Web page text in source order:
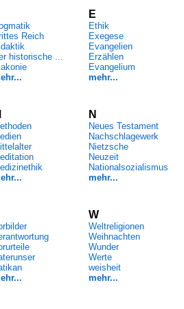
Reich
historische ...
E
Ethik
Exegese
Evangelien
Erzählen
Evangelium
mehr...
N
Neues Testament
Nachschlagewerk
Nietzsche
Neuzeit
Nationalsozialismus
mehr...
W
Weltreligionen
Weihnachten
Wunder
Werte
weisheit
mehr...